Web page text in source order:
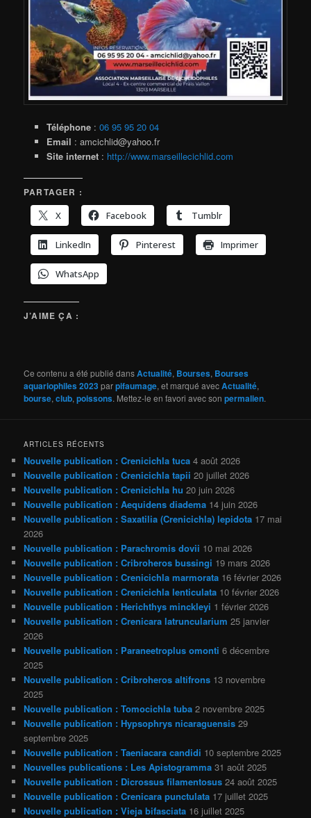
Téléphone: 06 95 95 20 04
Email : amcichlid@yahoo.fr
Site internet: http://www.marseillecichlid.com
PARTAGER :
X
Facebook Tumblr
LinkedIn Pinterest Imprimer
WhatsApp
J’AIME ÇA :
Ce contenu a été publié dansActualité, Bourses, Bourses
aquariophiles 2023parpifaumage, et marqué avecActualité,
bourse,club,poissons. Mettez-le en favori avec sonpermalien.
ARTICLES RÉCENTS
Nouvelle publication : Crenicichla tuca 4 août 2026
Nouvelle publication : Crenicichla tapii 20 juillet 2026
Nouvelle publication : Crenicichla hu 20 juin 2026
Nouvelle publication : Aequidens diadema 14 juin 2026
Nouvelle publication : Saxatilia (Crenicichla) lepidota 17 mai
2026
Nouvelle publication : Parachromis dovii 10 mai 2026
Nouvelle publication : Cribroheros bussingi 19 mars 2026
Nouvelle publication : Crenicichla marmorata 16 février 2026
Nouvelle publication : Crenicichla lenticulata 10 février 2026
Nouvelle publication : Herichthys minckleyi 1 février 2026
Nouvelle publication : Crenicara latruncularium 25 janvier
2026
Nouvelle publication : Paraneetroplus omonti 6 décembre
2025
Nouvelle publication : Cribroheros altifrons 13 novembre
2025
Nouvelle publication : Tomocichla tuba 2 novembre 2025
Nouvelle publication : Hypsophrys nicaraguensis 29
septembre 2025
Nouvelle publication : Taeniacara candidi 10 septembre 2025
Nouvelles publications : Les Apistogramma 31 août 2025
Nouvelle publication : Dicrossus filamentosus 24 août 2025
Nouvelle publication : Crenicara punctulata 17 juillet 2025
Nouvelle publication : Vieja bifasciata 16 juillet 2025